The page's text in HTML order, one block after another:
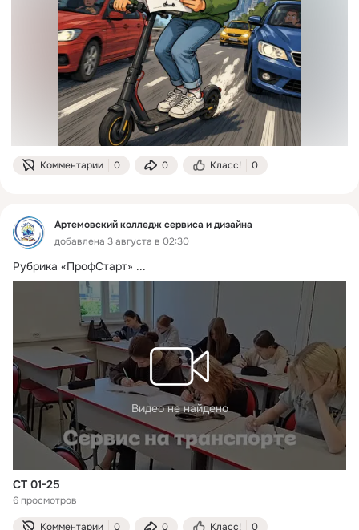
Комментарии 0 0 Класс! 0
Артемовский колледж сервиса и дизайна
добавлена 3 августа в 02:30
Рубрика «ПрофСтарт» ...
Видео не найдено
СТ 01-25
6 просмотров
Комментарии 0 0 Класс! 0